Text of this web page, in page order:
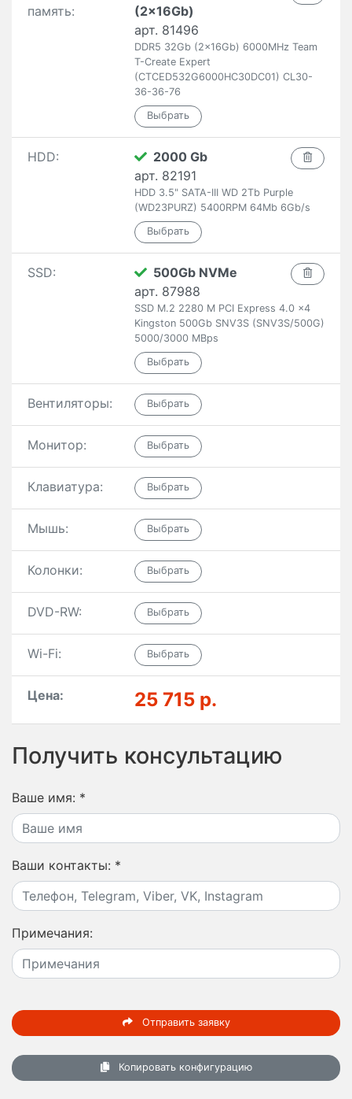
память:
(2x16Gb)
арт. 81496
DDR5 32Gb (2x16Gb) 6000MHz Team
T-Create Expert
(CTCED532G6000HC30DC01) CL30-
36-36-76
HDD:
2000 Gb
арт. 82191
HDD 3.5" SATA-III WD 2Tb Purple
(WD23PURZ) 5400RPM 64Mb 6Gb/s
SSD:
500Gb NVMe
арт. 87988
SSD M.2 2280 M PCI Express 4.0 x4
Kingston 500Gb SNV3S (SNV3S/500G)
5000/3000 MBps
Вентиляторы:
Монитор:
Клавиатура:
Мышь:
Колонки:
DVD-RW:
Wi-Fi:
Цена: 25 715 р.
Получить консультацию
Ваше имя: *
Ваши контакты: *
Примечания:
Отправить заявку
Копировать конфигурацию